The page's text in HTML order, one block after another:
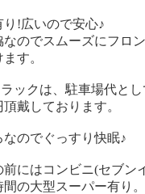
!広いので安心♪
なのでスムーズにフロ
す。
ックは、駐車場代とし
戴しております。
のでぐっすり快眠♪
にはコンビニ(セブン
の大型スーパー有り。